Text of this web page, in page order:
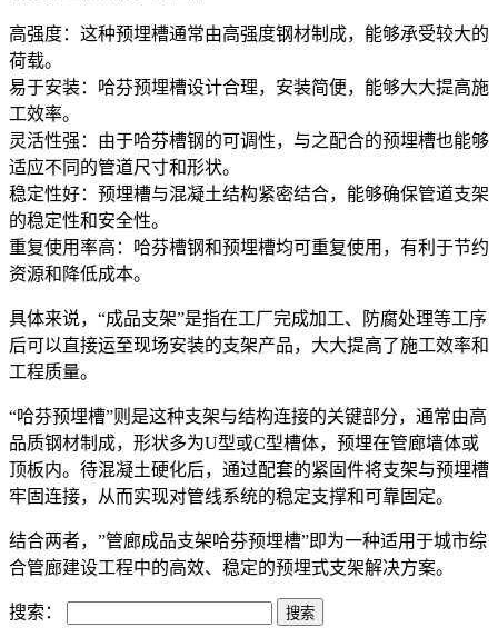
高强度：这种预埋槽通常由高强度钢材制成，能够承受较大的
荷载。
易于安装：哈芬预埋槽设计合理，安装简便，能够大大提高施
工效率。
灵活性强：由于哈芬槽钢的可调性，与之配合的预埋槽也能够
适应不同的管道尺寸和形状。
稳定性好：预埋槽与混凝土结构紧密结合，能够确保管道支架
的稳定性和安全性。
重复使用率高：哈芬槽钢和预埋槽均可重复使用，有利于节约
资源和降低成本。
具体来说，“成品支架”是指在工厂完成加工、防腐处理等工序
后可以直接运至现场安装的支架产品，大大提高了施工效率和
工程质量。
“哈芬预埋槽”则是这种支架与结构连接的关键部分，通常由高
品质钢材制成，形状多为U型或C型槽体，预埋在管廊墙体或
顶板内。待混凝土硬化后，通过配套的紧固件将支架与预埋槽
牢固连接，从而实现对管线系统的稳定支撑和可靠固定。
结合两者，”管廊成品支架哈芬预埋槽”即为一种适用于城市综
合管廊建设工程中的高效、稳定的预埋式支架解决方案。
搜索：